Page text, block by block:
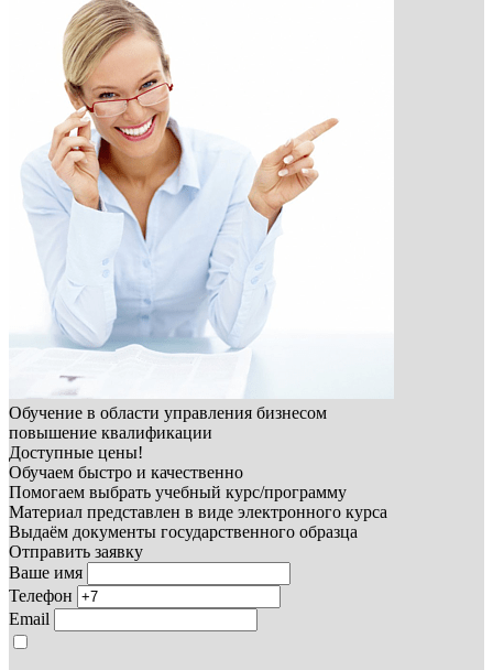
Обучение в области управления бизнесом
повышение квалификации
Доступные цены!
Обучаем быстро и качественно
Помогаем выбрать учебный курс/программу
Материал представлен в виде электронного курса
Выдаём документы государственного образца
Отправить заявку
Ваше имя
Телефон
Email